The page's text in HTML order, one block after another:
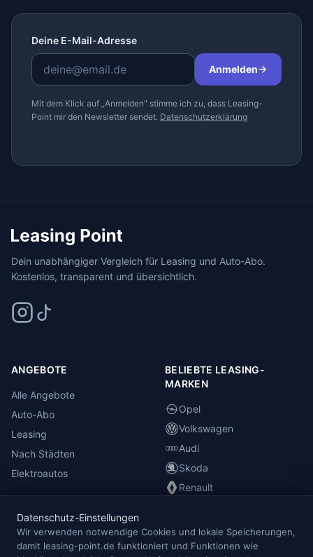
Deine E-Mail-Adresse
Anmelden
Mit dem Klick auf „Anmelden" stimme ich zu, dass Leasing-
Point mir den Newsletter sendet. Datenschutzerklärung
Dein unabhängiger Vergleich für Leasing und Auto-Abo.
Kostenlos, transparent und übersichtlich.
ANGEBOTE
Alle Angebote
Auto-Abo
Leasing
Nach Städten
Elektroautos
BELIEBTE LEASING-
MARKEN
Opel
Volkswagen
Audi
Skoda
Renault
INFORMATIONEN
Anbieterübersicht
Datenschutz-Einstellungen
Wir verwenden notwendige Cookies und lokale Speicherungen,
damit leasing-point.de funktioniert und Funktionen wie